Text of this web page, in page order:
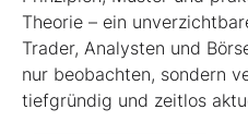
Theorie – ein
Trader, Analysten und
nur beobachten, sondern
tiefgründig und zeitlos